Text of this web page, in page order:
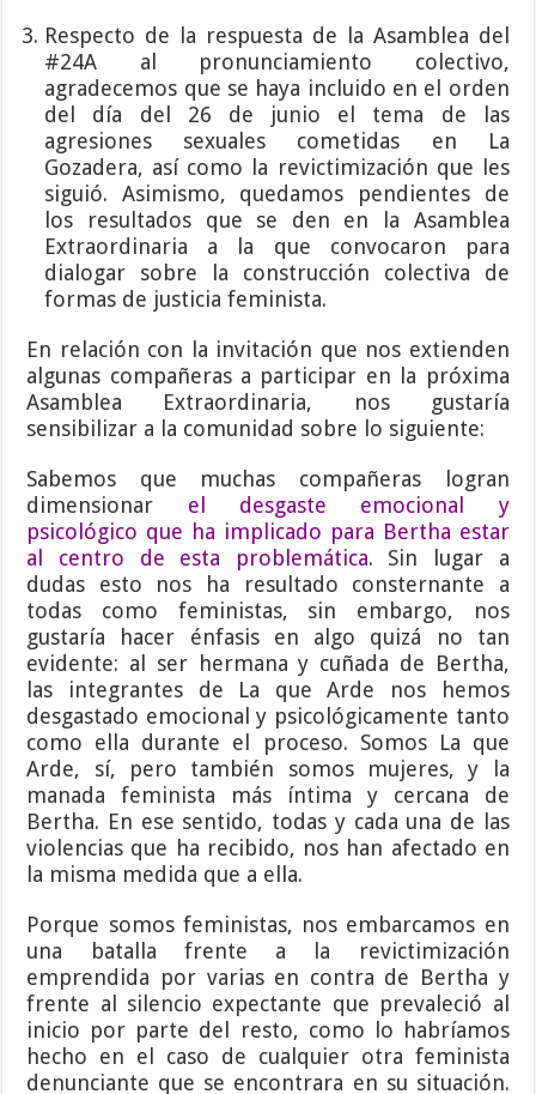
Respecto de la respuesta de la Asamblea del
#24A al pronunciamiento colectivo,
agradecemos que se haya incluido en el orden
del día del 26 de junio el tema de las
agresiones sexuales cometidas en La
Gozadera, así como la revictimización que les
siguió. Asimismo, quedamos pendientes de
los resultados que se den en la Asamblea
Extraordinaria a la que convocaron para
dialogar sobre la construcción colectiva de
formas de justicia feminista.
En relación con la invitación que nos extienden
algunas compañeras a participar en la próxima
Asamblea Extraordinaria, nos gustaría
sensibilizar a la comunidad sobre lo siguiente:
Sabemos que muchas compañeras logran
dimensionar el desgaste emocional y
psicológico que ha implicado para Bertha estar
al centro de esta problemática. Sin lugar a
dudas esto nos ha resultado consternante a
todas como feministas, sin embargo, nos
gustaría hacer énfasis en algo quizá no tan
evidente: al ser hermana y cuñada de Bertha,
las integrantes de La que Arde nos hemos
desgastado emocional y psicológicamente tanto
como ella durante el proceso. Somos La que
Arde, sí, pero también somos mujeres, y la
manada feminista más íntima y cercana de
Bertha. En ese sentido, todas y cada una de las
violencias que ha recibido, nos han afectado en
la misma medida que a ella.
Porque somos feministas, nos embarcamos en
una batalla frente a la revictimización
emprendida por varias en contra de Bertha y
frente al silencio expectante que prevaleció al
inicio por parte del resto, como lo habríamos
hecho en el caso de cualquier otra feminista
denunciante que se encontrara en su situación.